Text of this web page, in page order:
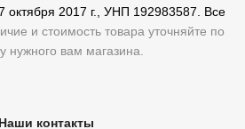
октября 2017 г., УНП 192983587. Все
и стоимость товара уточняйте по
нужного вам магазина.
Наши контакты